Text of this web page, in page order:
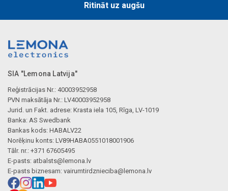
Ritināt uz augšu
SIA "Lemona Latvija"
Reģistrācijas Nr.: 40003952958
PVN maksātāja Nr.: LV40003952958
Jurid. un Fakt. adrese: Krasta iela 105, Rīga, LV-1019
Banka: AS Swedbank
Bankas kods: HABALV22
Norēķinu konts: LV89HABA0551018001906
Tālr. nr.: +371 67605495
E-pasts: atbalsts@lemona.lv
E-pasts biznesam: vairumtirdznieciba@lemona.lv